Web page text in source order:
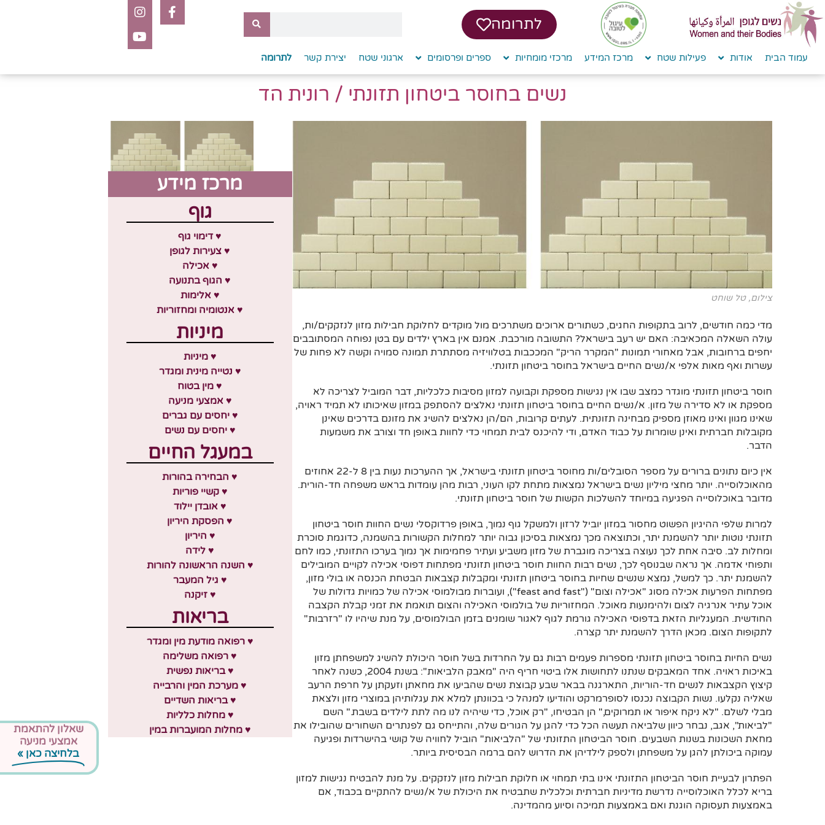
לתוכן
לתרומה
עמוד הבית אודות פעילות שטח מרכז המידע מרכזי מומחיות ספרים ופרסומים ארגוני שטח יצירת קשר לתרומה
נשים בחוסר ביטחון תזונתי / רונית הד
צילום, טל שוחט
מדי כמה חודשים, לרוב בתקופות החגים, כשתורים ארוכים משתרכים מול מוקדים לחלוקת חבילות מזון לנזקקים/ות,
עולה השאלה המכאיבה: האם יש רעב בישראל? התשובה מורכבת. אמנם אין בארץ ילדים עם בטן נפוחה המסתובבים
יחפים ברחובות, אבל מאחורי תמונות "המקרר הריק" המככבות בטלוויזיה מסתתרת תמונה סמויה וקשה לא פחות של
עשרות ואף מאות אלפי א/נשים החיים בישראל בחוסר ביטחון תזונתי.
חוסר ביטחון תזונתי מוגדר כמצב שבו אין נגישות מספקת וקבועה למזון מסיבות כלכליות, דבר המוביל לצריכה לא
מספקת או לא סדירה של מזון. א/נשים החיים בחוסר ביטחון תזונתי נאלצים להסתפק במזון שאיכותו לא תמיד ראויה,
שאינו מגוון ואינו מאוזן מספיק מבחינה תזונתית. לעתים קרובות, הם/הן נאלצים להשיג את מזונם בדרכים שאינן
מקובלות חברתית ואינן שומרות על כבוד האדם, ודי להיכנס לבית תמחוי כדי לחוות באופן חד וצורב את משמעות
הדבר.
אין כיום נתונים ברורים על מספר הסובלים/ות מחוסר ביטחון תזונתי בישראל, אך ההערכות נעות בין 8 ל-22 אחוזים
מהאוכלוסייה. יותר מחצי מיליון נשים בישראל נמצאות מתחת לקו העוני, רבות מהן עומדות בראש משפחה חד-הורית.
מדובר באוכלוסייה הפגיעה במיוחד להשלכות הקשות של חוסר ביטחון תזונתי.
למרות שלפי ההיגיון הפשוט מחסור במזון יוביל לרזון ולמשקל גוף נמוך, באופן פרדוקסלי נשים החוות חוסר ביטחון
תזונתי נוטות יותר להשמנת יתר, וכתוצאה מכך נמצאות בסיכון גבוה יותר למחלות הקשורות בהשמנה, כדוגמת סוכרת
ומחלות לב. סיבה אחת לכך נעוצה בצריכה מוגברת של מזון משביע ועתיר פחמימות אך נמוך בערכו התזונתי, כמו לחם
ותפוחי אדמה. אך נראה שבנוסף לכך, נשים רבות החוות חוסר ביטחון תזונתי מפתחות דפוסי אכילה לקויים המובילים
להשמנת יתר. כך למשל, נמצא שנשים שחיות בחוסר ביטחון תזונתי ומקבלות קצבאות הבטחת הכנסה או בולי מזון,
מפתחות הפרעות אכילה מסוג "אכילה וצום" ("feast and fast"), ועוברות מבולמוסי אכילה של כמויות גדולות של
אוכל עתיר אנרגיה לצום ולהימנעות מאוכל. המחזוריות של בולמוסי האכילה והצום תואמת את זמני קבלת הקצבה
החודשית. המעגליות הזאת בדפוסי האכילה גורמת לגוף לאגור שומנים בזמן הבולמוסים, על מנת שיהיו לו "רזרבות"
לתקופות הצום. מכאן הדרך להשמנת יתר קצרה.
נשים החיות בחוסר ביטחון תזונתי מספרות פעמים רבות גם על החרדות בשל חוסר היכולת להשיג למשפחתן מזון
באיכות ראויה. אחד המאבקים שנתנו לתחושות אלו ביטוי חריף היה "מאבק הלביאות": בשנת 2004, כשנה לאחר
קיצוץ הקצבאות לנשים חד-הוריות, התארגנה בבאר שבע קבוצת נשים שהביעו את מחאתן וזעקתן על חרפת הרעב
שאליה נקלעו. נשות הקבוצה נכנסו לסופרמרקט והודיעו למנהל כי בכוונתן למלא את עגלותיהן במוצרי מזון ולצאת
מבלי לשלם. "לא ניקח איפור או תמרוקים," הן הבטיחו, "רק אוכל, כדי שיהיה לנו מה לתת לילדים בשבת." השם
"לביאות", אגב, נבחר כיוון שלביאה תעשה הכל כדי להגן על הגורים שלה, והתייחס גם לפנתרים השחורים שהובילו את
מחאת השכונות בשנות השבעים. חוסר הביטחון התזונתי של "הלביאות" הוביל לחוויה של קושי בהישרדות ופגיעה
עמוקה ביכולתן להגן על משפחתן ולספק לילדיהן את הדרוש להם ברמה הבסיסית ביותר.
הפתרון לבעיית חוסר הביטחון התזונתי אינו בתי תמחוי או חלוקת חבילות מזון לנזקקים. על מנת להבטיח נגישות למזון
בריא לכלל האוכלוסייה נדרשת מדיניות חברתית וכלכלית שתבטיח את היכולת של א/נשים להתקיים בכבוד, אם
באמצעות תעסוקה הוגנת ואם באמצעות תמיכה וסיוע מהמדינה.
מרכז מידע
גוף
♥ דימוי גוף
♥ צעירות לגופן
♥ אכילה
♥ הגוף בתנועה
♥ אלימות
♥ אנטומיה ומחזוריות
מיניות
♥ מיניות
♥ נטייה מינית ומגדר
♥ מין בטוח
♥ אמצעי מניעה
♥ יחסים עם גברים
♥ יחסים עם נשים
במעגל החיים
♥ הבחירה בהורות
♥ קשיי פוריות
♥ אובדן יילוד
♥ הפסקת היריון
♥ היריון
♥ לידה
♥ השנה הראשונה להורות
♥ גיל המעבר
♥ זיקנה
בריאות
♥ רפואה מודעת מין ומגדר
♥ רפואה משלימה
♥ בריאות נפשית
♥ מערכת המין והרבייה
♥ בריאות השדיים
♥ מחלות כלליות
♥ מחלות המועברות במין
שאלון להתאמת
אמצעי מניעה
בלחיצה כאן »